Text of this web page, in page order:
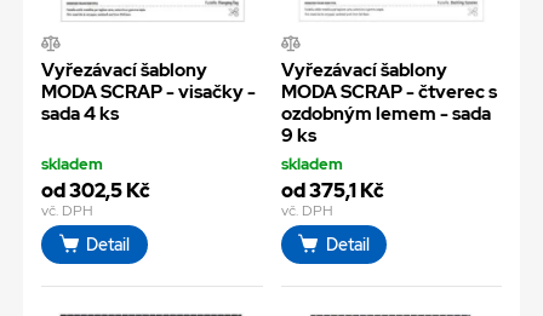
Vyřezávací šablony
MODA SCRAP - visačky -
sada 4 ks
skladem
od 302,5 Kč
vč. DPH
Detail
Vyřezávací šablony
MODA SCRAP - čtverec s
ozdobným lemem - sada
9 ks
skladem
od 375,1 Kč
vč. DPH
Detail